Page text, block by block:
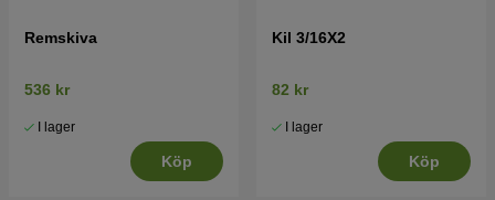
Remskiva
536 kr
I lager
Köp
Kil 3/16X2
82 kr
I lager
Köp